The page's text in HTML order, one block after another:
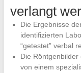
verlangt
Die Ergebnisse
identifizierten
“getestet” verbal
Die
von einem